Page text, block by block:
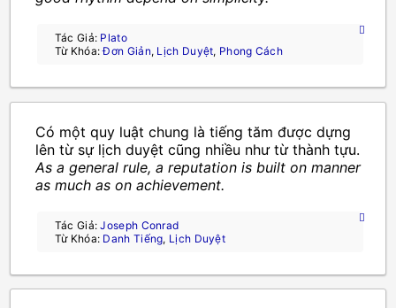
Tác Giả: Plato
Từ Khóa:Đơn Giản, Lịch Duyệt, Phong Cách
Có một quy luật chung là tiếng tăm được dựng
lên từ sự lịch duyệt cũng nhiều như từ thành tựu.
As a general rule, a reputation is built on manner
as much as on achievement.
Tác Giả:Joseph Conrad
Từ Khóa: Danh Tiếng, Lịch Duyệt